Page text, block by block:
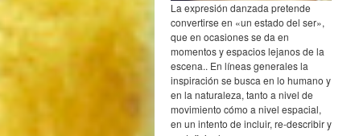
La expresión danzada pretende
convertirse en «un estado del ser»,
que en ocasiones se da en
momentos y espacios lejanos de la
escena.. En líneas generales la
inspiración se busca en lo humano y
en la naturaleza, tanto a nivel de
movimiento cómo a nivel espacial,
en un intento de incluir, re-describir y